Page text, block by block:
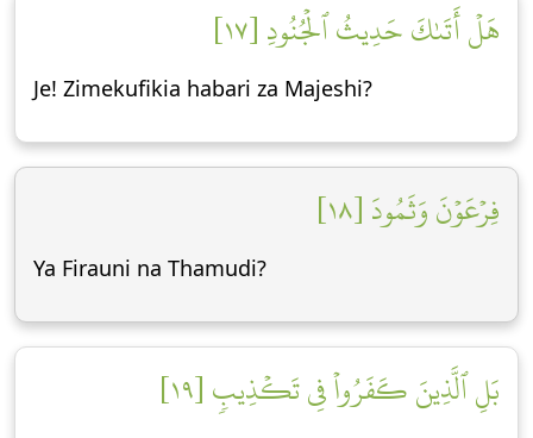
هَلۡ أَتَىٰكَ حَدِيثُ ٱلۡجُنُودِ [١٧]
Je! Zimekufikia habari za Majeshi?
فِرۡعَوۡنَ وَثَمُودَ [١٨]
Ya Firauni na Thamudi?
بَلِ ٱلَّذِينَ كَفَرُواْ فِي تَكۡذِيبٖ [١٩]